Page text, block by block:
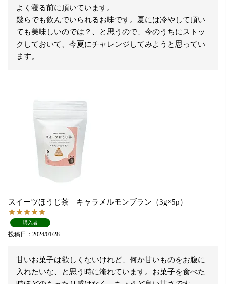
よく寝る前に頂いています。
幾らでも飲んでいられるお味です。夏には冷やして頂い
ても美味しいのでは？、と思うので、今のうちにストッ
クしておいて、今夏にチャレンジしてみようと思ってい
ます。
スイーツほうじ茶 キャラメルモンブラン（3g×5p）
購入者
投稿日 2024/01/28
甘いお菓子は欲しくないけれど、何か甘いものをお腹に
入れたいな、と思う時に淹れています。お菓子を食べた